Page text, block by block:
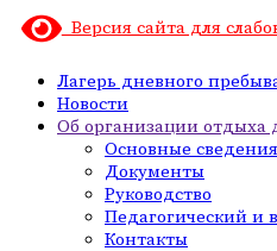
Версия сайта для
Лагерь дневного
Новости
Об организации отдыха
Основные сведения
Документы
Руководство
Педагогический и
Контакты